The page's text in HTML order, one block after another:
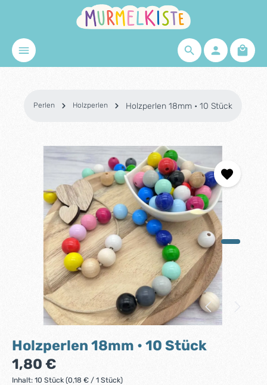
Zum Hauptinhalt springen
Perlen Holzperlen Holzperlen 18mm • 10 Stück
Holzperlen 18mm • 10 Stück
Regulärer Preis:
1,80 €
Inhalt: 10 Stück (0,18 € / 1 Stück)